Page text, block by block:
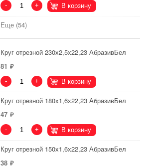
- + В корзину
Еще (54)
Круг отрезной 230х2,5х22,23 АбразивБел
81
- + В корзину
Круг отрезной 180х1,6х22,23 АбразивБел
47
- + В корзину
Круг отрезной 150х1,6х22,23 АбразивБел
38